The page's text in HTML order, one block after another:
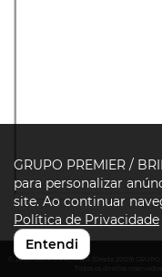
© 2026 GRUPO PREMIER (Desde 2009) GRUPO
GRUPO PREMIER /
para personalizar
site. Ao continuar
Política de Privacidade
Entendi